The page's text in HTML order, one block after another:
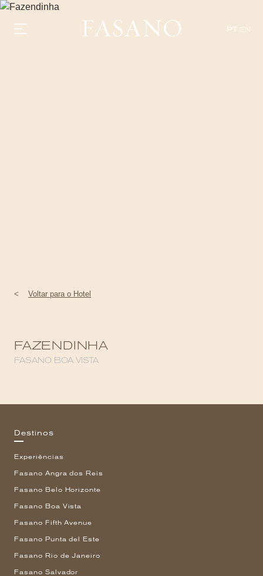
PT EN
< Voltar para o Hotel
FAZENDINHA
FASANO BOA VISTA
Destinos
Experiências
Fasano Angra dos Reis
Fasano Belo Horizonte
Fasano Boa Vista
Fasano Fifth Avenue
Fasano Punta del Este
Fasano Rio de Janeiro
Fasano Salvador